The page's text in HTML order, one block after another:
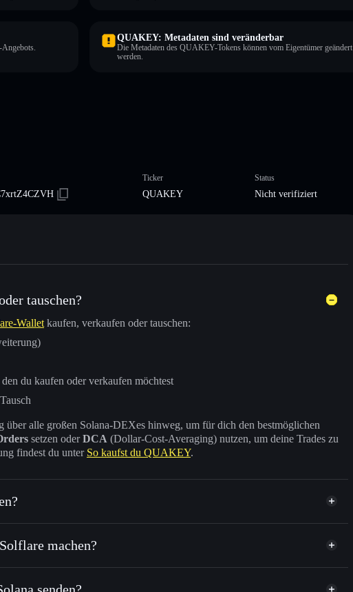
QUAKEY: Metadaten sind veränderbar
Die Metadaten des QUAKEY-Tokens können vom Eigentümer geändert
werden.
Ticker
QUAKEY
Status
Nicht verifiziert
tauschen?
Wallet kaufen, verkaufen oder tauschen:
du kaufen oder verkaufen möchtest
über alle großen Solana-DEXes hinweg, um für dich den bestmöglichen
setzen oderDCA (Dollar-Cost-Averaging) nutzen, um deine Trades zu
findest du unter So kaufst du QUAKEY.
nicht verifiziert
machen?
SOL, USDC oder Tausende anderer Solana-Tokens mit intelligentem